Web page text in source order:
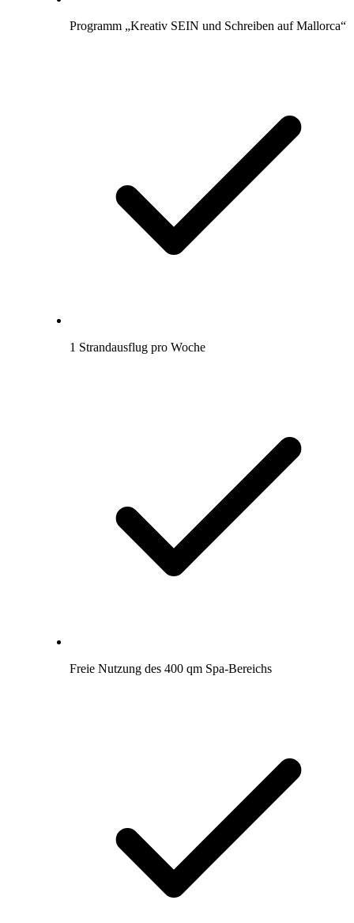
Programm „Kreativ SEIN und Schreiben auf Mallorca“
1 Strandausflug pro Woche
Freie Nutzung des 400 qm Spa-Bereichs